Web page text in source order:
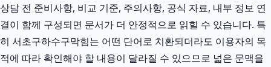
상담 전 준비사항, 비교 기준, 주의사항, 공식 자료, 내부 정보 연
결이 함께 구성되면 문서가 더 안정적으로 읽힐 수 있습니다. 특
히 서초구하수구막힘는 어떤 단어로 치환되더라도 이용자의 목
적에 따라 확인해야 할 내용이 달라질 수 있으므로 넓은 문맥을